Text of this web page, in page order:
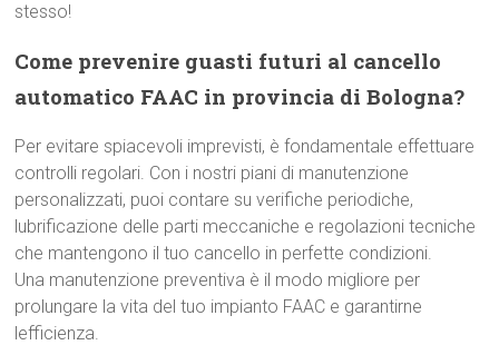
stesso!
Come prevenire guasti futuri al cancello
automatico FAAC in provincia di Bologna?
Per evitare spiacevoli imprevisti, è fondamentale effettuare
controlli regolari. Con i nostri piani di manutenzione
personalizzati, puoi contare su verifiche periodiche,
lubrificazione delle parti meccaniche e regolazioni tecniche
che mantengono il tuo cancello in perfette condizioni.
Una manutenzione preventiva è il modo migliore per
prolungare la vita del tuo impianto FAAC e garantirne
lefficienza.